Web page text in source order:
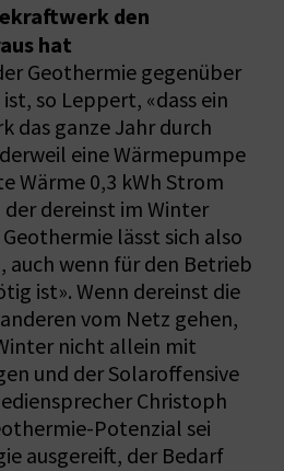
den
hat
Geothermie gegenüber
so Leppert, «dass ein
das ganze Jahr durch
eine Wärmepumpe
Wärme 0,3 kWh Strom
dereinst im Winter
lässt sich also
wenn für den Betrieb
ist». Wenn dereinst die
vom Netz gehen,
nicht allein mit
und der Solaroffensive
Christoph
Potenzial sei
ausgereift, der Bedarf